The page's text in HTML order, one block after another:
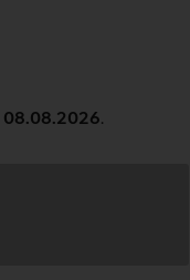
08.08.2026